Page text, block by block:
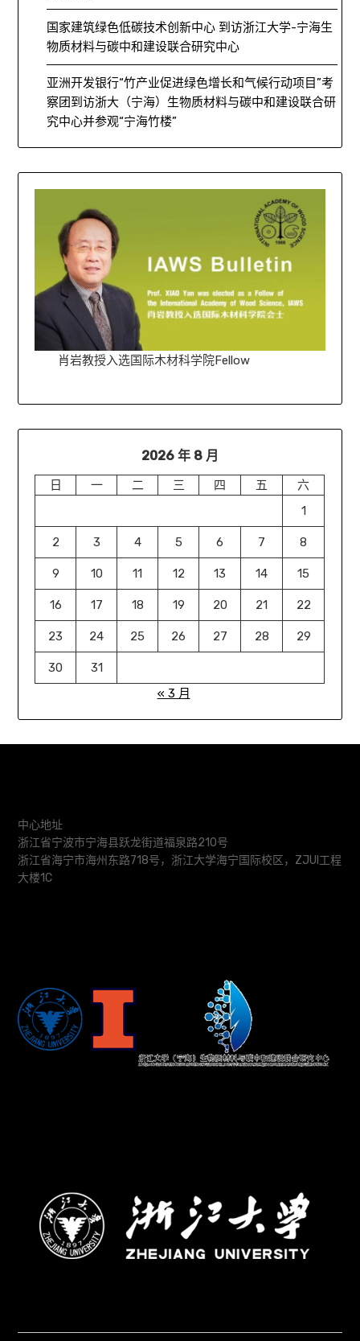
国家建筑绿色低碳技术创新中心 到访浙江大学-宁海生
物质材料与碳中和建设联合研究中心
亚洲开发银行“竹产业促进绿色增长和气候行动项目”考
察团到访浙大（宁海）生物质材料与碳中和建设联合研
究中心并参观“宁海竹楼”
肖岩教授入选国际木材科学院Fellow
2026 年 8 月
日 一 二 三 四 五
六
1
2 3 4 5 6 7 8
9 10 11 12 13 14 15
16 17 18 19 20 21 22
23 24 25 26 27 28 29
30
31
« 3 月
中心地址
浙江省宁波市宁海县跃龙街道福泉路210号
浙江省海宁市海州东路718号，浙江大学海宁国际校区，ZJUI工程
大楼1C